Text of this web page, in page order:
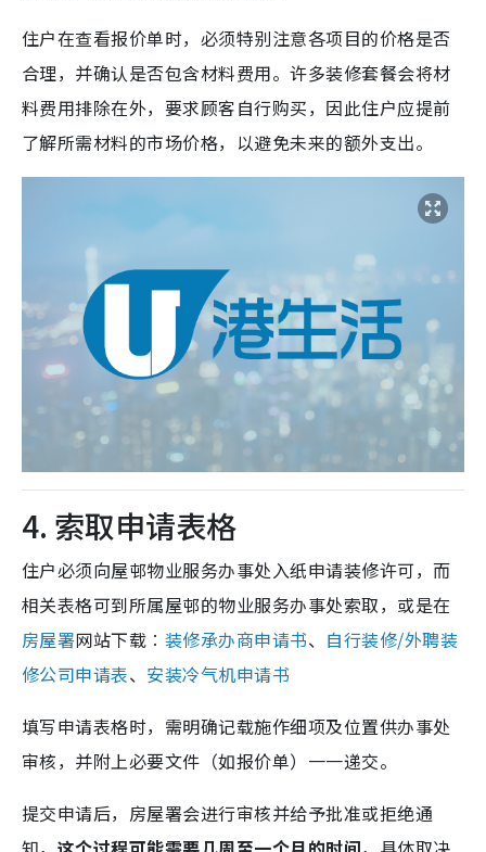
住户在查看报价单时，必须特别注意各项目的价格是否
合理，并确认是否包含材料费用。许多装修套餐会将材
料费用排除在外，要求顾客自行购买，因此住户应提前
了解所需材料的市场价格，以避免未来的额外支出。
4. 索取申请表格
住户必须向屋邨物业服务办事处入纸申请装修许可，而
相关表格可到所属屋邨的物业服务办事处索取，或是在
房屋署网站下载︰ 装修承办商申请书、 自行装修/外聘装
修公司申请表、 安装冷气机申请书
填写申请表格时，需明确记载施作细项及位置供办事处
审核，并附上必要文件（如报价单）一一递交。
提交申请后，房屋署会进行审核并给予批准或拒绝通